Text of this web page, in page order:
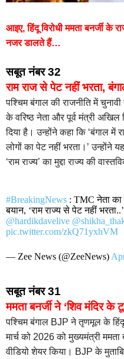
आइए, हिंदू विरोधी ममता बनर्जी के
नजर डालते हैं…
सबूत नंबर 32
राम राज से पेट नहीं भरता,
पश्चिम बंगाल की राजनीति में
के वरिष्ठ नेता और पूर्व मंत्री अखिल
दिया है। उन्होंने कहा कि ‘बंगाल में
लोगों का पेट नहीं भरता।’ उन्होंने यह
‘राम राज्य’ का मुद्दा राज्य की
#BreakingNews : TMC नेता का
बयान, ‘राम राज्य से पेट नहीं भरता..’
@hardikdavelive
pic.twitter.com/zkQ71yxhVM
— Zee News (@ZeeNews)
सबूत नंबर 31
ममता बनर्जी ने ‘शिव मंदिर के
पश्चिम बंगाल BJP ने तृणमूल के हिंदू
मार्च को 2026 को मुख्यमंत्री
वीडियो शेयर किया। BJP के